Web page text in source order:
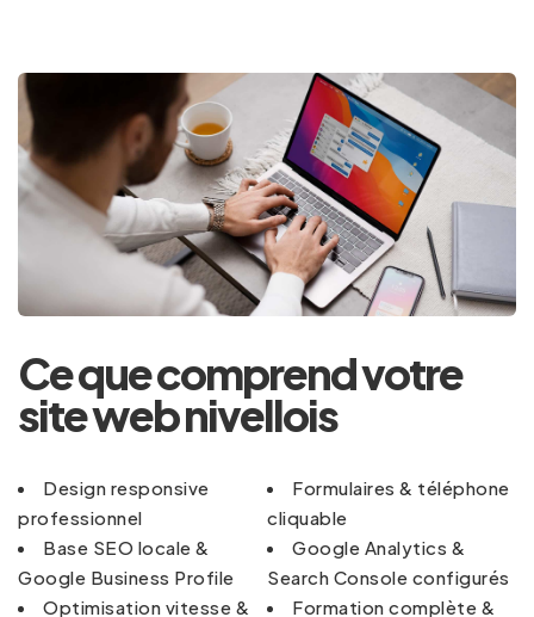
Ce que comprend votre
site web nivellois
Design responsive
professionnel
Base SEO locale &
Google Business Profile
Optimisation vitesse &
Formulaires & téléphone
cliquable
Google Analytics &
Search Console configurés
Formation complète &